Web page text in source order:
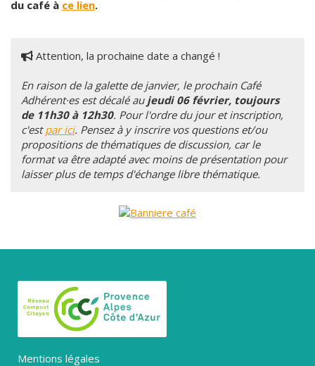
du café à ce lien.
Attention, la prochaine date a changé !
En raison de la galette de janvier, le prochain Café
Adhérent·es est décalé au jeudi 06 février, toujours
de 11h30 à 12h30. Pour l'ordre du jour et inscription,
c'estpar ici. Pensez à y inscrire vos questions et/ou
propositions de thématiques de discussion, car le
format va être adapté avec moins de présentation pour
laisser plus de temps d'échange libre thématique.
Mentions légales